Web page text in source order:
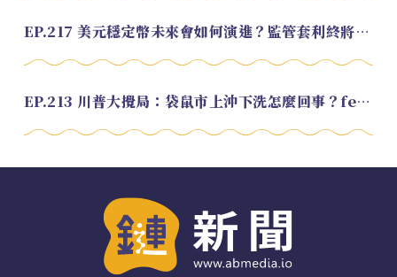
EP.217 美元穩定幣未來會如何演進？監管套利終將收斂？feat. 研究員 余哲安
EP.213 川普大攪局：袋鼠市上沖下洗怎麼回事？feat. Alvin